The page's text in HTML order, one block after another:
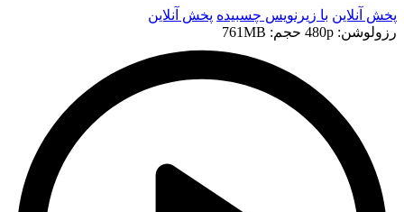
پخش آنلاین با زیرنویس چسبیده پخش آنلاین
رزولوشن: 480p
حجم: 761MB